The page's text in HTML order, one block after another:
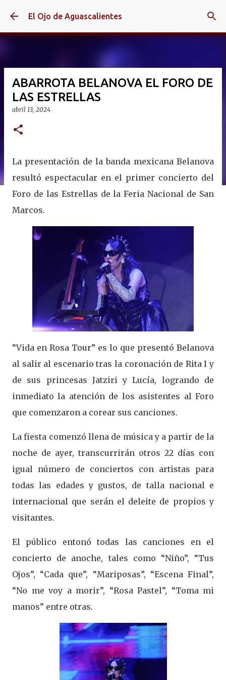
Ir al contenido principal
El Ojo de Aguascalientes
ABARROTA BELANOVA EL FORO DE
LAS ESTRELLAS
abril 13, 2024
La presentación de la banda mexicana Belanova
resultó espectacular en el primer concierto del
Foro de las Estrellas de la Feria Nacional de San
Marcos.
“Vida en Rosa Tour” es lo que presentó Belanova
al salir al escenario tras la coronación de Rita I y
de sus princesas Jatziri y Lucía, logrando de
inmediato la atención de los asistentes al Foro
que comenzaron a corear sus canciones.
La fiesta comenzó llena de música y a partir de la
noche de ayer, transcurrirán otros 22 días con
igual número de conciertos con artistas para
todas las edades y gustos, de talla nacional e
internacional que serán el deleite de propios y
visitantes.
El público entonó todas las canciones en el
concierto de anoche, tales como “Niño”, “Tus
Ojos”, “Cada que”, “Mariposas”, “Escena Final”,
“No me voy a morir”, “Rosa Pastel”, “Toma mi
manos” entre otras.